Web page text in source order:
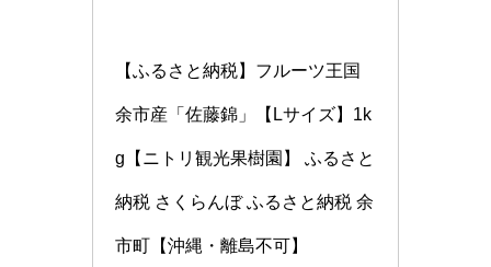
【ふるさと納税】フルーツ王国
余市産「佐藤錦」【Lサイズ】1k
g【ニトリ観光果樹園】 ふるさと
納税 さくらんぼ ふるさと納税 余
市町【沖縄・離島不可】